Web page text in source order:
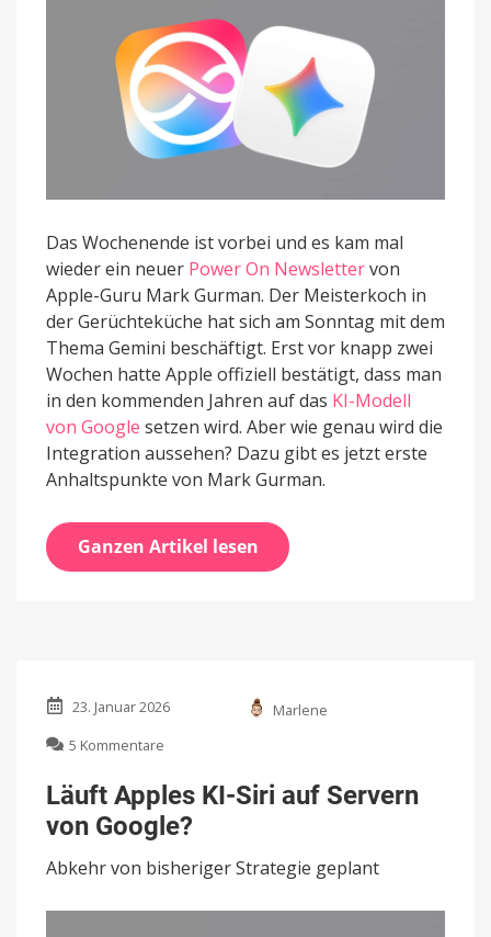
Das Wochenende ist vorbei und es kam mal
wieder ein neuer Power On Newslettervon
Apple-Guru Mark Gurman. Der Meisterkoch in
der Gerüchteküche hat sich am Sonntag mit dem
Thema Gemini beschäftigt. Erst vor knapp zwei
Wochen hatte Apple offiziell bestätigt, dass man
in den kommenden Jahren auf das KI-Modell
von Google setzen wird. Aber wie genau wird die
Integration aussehen? Dazu gibt es jetzt erste
Anhaltspunkte von Mark Gurman.
Ganzen Artikel lesen
23. Januar 2026
Marlene
5 Kommentare
Apples
KI-
Siri
Servern
Google?
Läuft Apples KI-Siri auf Servern
von Google?
Abkehr von bisheriger Strategie geplant